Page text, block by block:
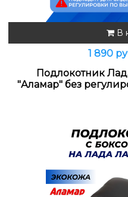
В
1 890
Подлокотник
"Аламар" без